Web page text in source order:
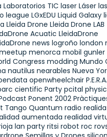
Laboratorios TIC laser Láser
league LGxEDU Liquid Galaxy
Lleida Drone Lleida Drone LAB
Acuatic LleidaDrone
news logroño london
menorca mobil gunler
Congress modding Mundo
nautilus nearables Nueva
openwheelchair P.E.R.A.
cientific Party pcital
Ponent 2002
Tango Quantum radio realida
aumentada realidad
lan party ritsi robot roc